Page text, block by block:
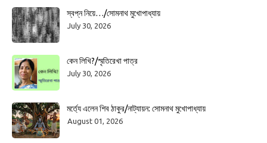
স্বপ্ন নিয়ে…/সোমনাথ মুখোপাধ্যায়
July 30, 2026
কেন লিখি?/স্মৃতিরেখা পাত্র
July 30, 2026
মর্ত্যে এলেন শিব ঠাকুর/নাট্যায়ন: সোমনাথ মুখোপাধ্যায়
August 01, 2026